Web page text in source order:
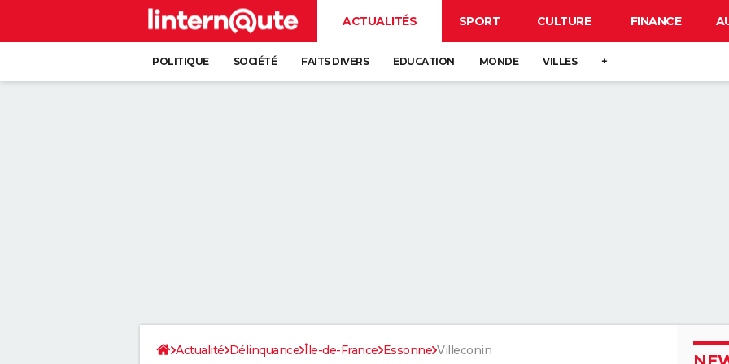
ACTUALITÉS SPORT CULTURE FINANCE
POLITIQUE SOCIÉTÉ FAITS DIVERS EDUCATION MONDE VILLES +
Actualité Délinquance Île-de-France Essonne Villeconin